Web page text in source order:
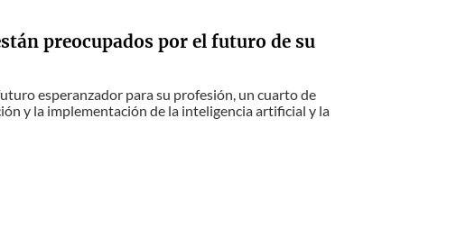
preocupados por el futuro de su
esperanzador para su profesión, un cuarto de
y la implementación de la inteligencia artificial y la